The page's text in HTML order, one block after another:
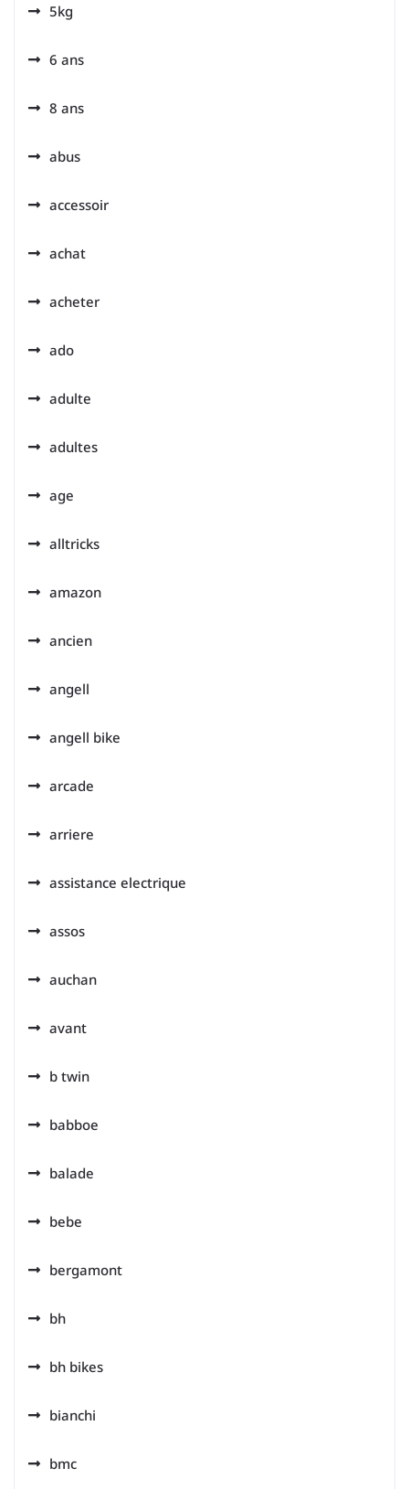
5kg
6 ans
8 ans
abus
accessoir
achat
acheter
ado
adulte
adultes
age
alltricks
amazon
ancien
angell
angell bike
arcade
arriere
assistance electrique
assos
auchan
avant
b twin
babboe
balade
bebe
bergamont
bh
bh bikes
bianchi
bmc